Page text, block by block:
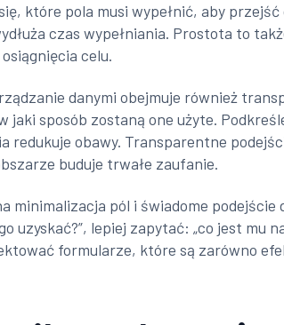
które pola musi wypełnić, aby
czas wypełniania. Prostota to
celu.
danymi obejmuje również
jaki sposób zostaną one użyte.
redukuje obawy. Transparentne
buduje trwałe zaufanie.
minimalizacja pól i świadome
uzyskać?”, lepiej zapytać: „co jest
formularze, które są zarówno